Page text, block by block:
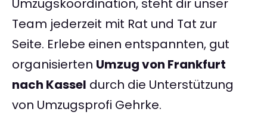
Umzugskoordination, steht dir unser
Team jederzeit mit Rat und Tat zur
Seite. Erlebe einen entspannten, gut
organisierten Umzug von Frankfurt
nach Kassel durch die Unterstützung
von Umzugsprofi Gehrke.